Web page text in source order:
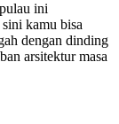
ini
kamu bisa
dengan dinding
arsitektur masa